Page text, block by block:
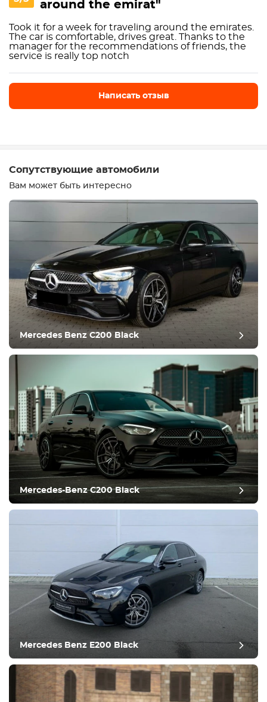
around the emirat"
Took it for a week for traveling around the emirates.
The car is comfortable, drives great. Thanks to the
manager for the recommendations of friends, the
service is really top notch
Написать отзыв
Оборудование
Удобства
Климат-контроль
Вождение
Состояние
Оставить отзыв
Сопутствующие автомобили
Вам может быть интересно
Mercedes Benz C200 Black
Mercedes-Benz C200 Black
Mercedes Benz E200 Black